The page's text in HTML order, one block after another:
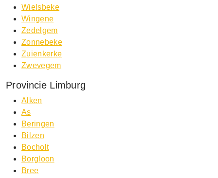
Wielsbeke
Wingene
Zedelgem
Zonnebeke
Zuienkerke
Zwevegem
Provincie Limburg
Alken
As
Beringen
Bilzen
Bocholt
Borgloon
Bree